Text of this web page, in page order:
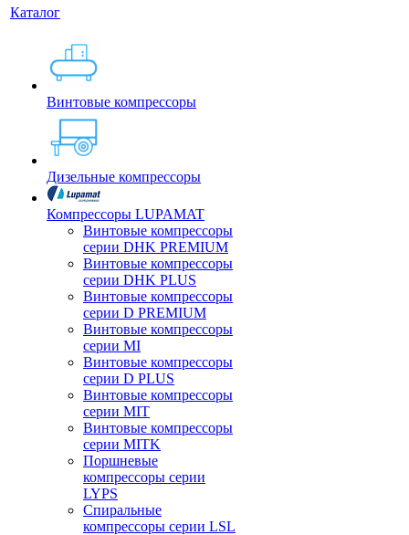
Каталог
Винтовые компрессоры
Дизельные компрессоры
Компрессоры LUPAMAT
Винтовые компрессоры
серии DHK PREMIUM
Винтовые компрессоры
серии DHK PLUS
Винтовые компрессоры
серии D PREMIUM
Винтовые компрессоры
серии MI
Винтовые компрессоры
серии D PLUS
Винтовые компрессоры
серии MIT
Винтовые компрессоры
серии MITK
Поршневые
компрессоры серии
LYPS
Спиральные
компрессоры серии LSL